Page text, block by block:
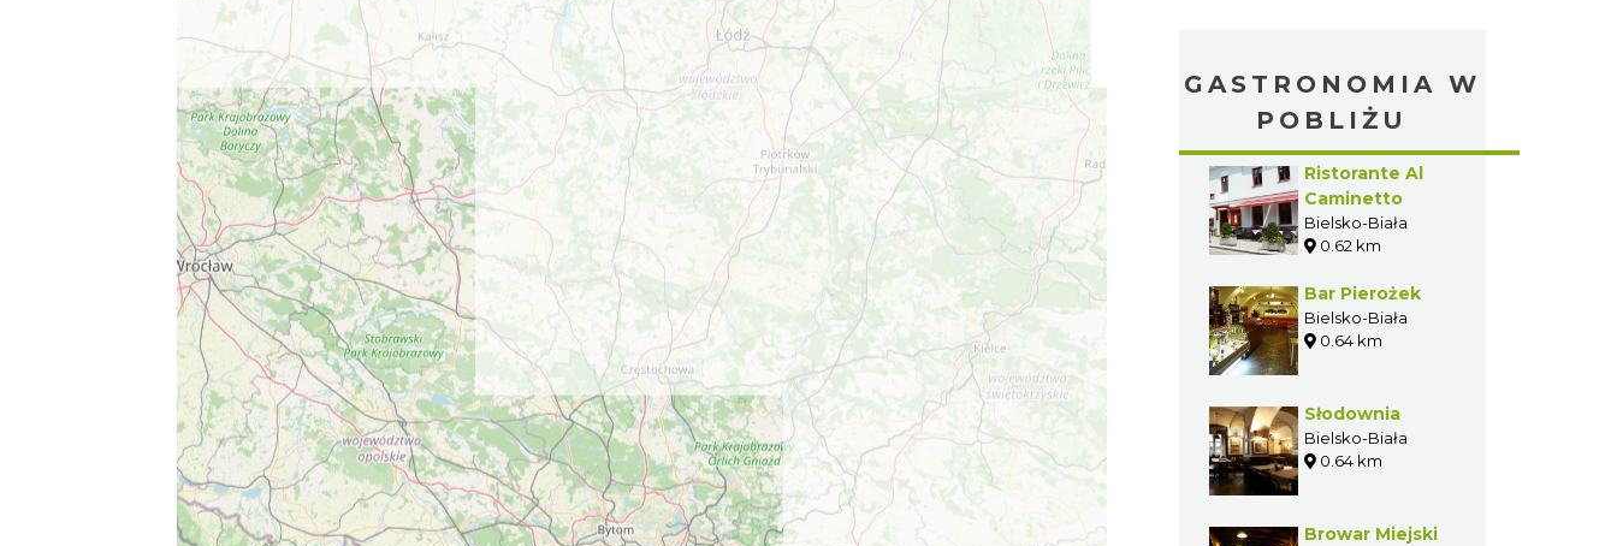
GASTRONOMIA W
POBLIŻU
Ristorante Al
Caminetto
Bielsko-Biała
0.62 km
Bar Pierożek
Bielsko-Biała
0.64 km
Słodownia
Bielsko-Biała
0.64 km
Browar Miejski